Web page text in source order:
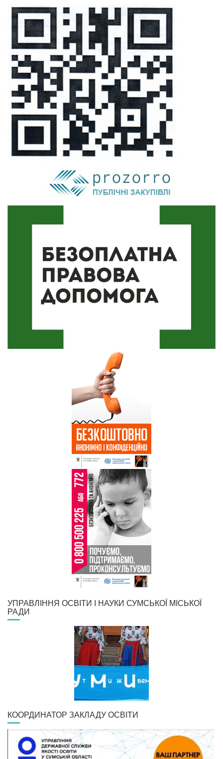
УПРАВЛІННЯ ОСВІТИ І НАУКИ СУМСЬКОЇ МІСЬКОЇ
РАДИ
КООРДИНАТОР ЗАКЛАДУ ОСВІТИ